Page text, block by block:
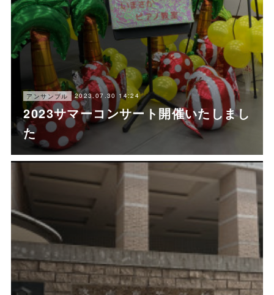
アンサンブル 2023.07.30 14:24
2023サマーコンサート開催いたしまし
た